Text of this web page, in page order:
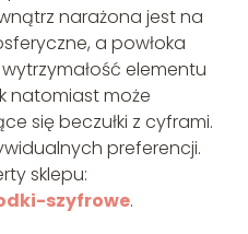
narażona jest na
a powłoka
elementu
natomiast może
się beczułki z cyframi.
preferencji.
sklepu:
szyfrowe.